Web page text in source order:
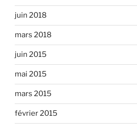
juin 2018
mars 2018
juin 2015
mai 2015
mars 2015
février 2015